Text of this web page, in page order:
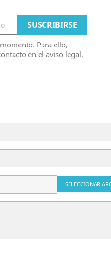
Para ello,
en el aviso legal.
SELECCIONAR